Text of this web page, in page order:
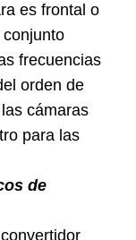
es frontal o
conjunto
frecuencias
orden de
cámaras
para las
de